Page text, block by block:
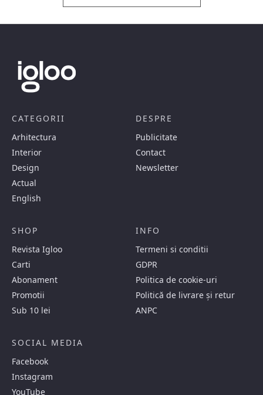
CATEGORII
Arhitectura
Interior
Design
Actual
English
DESPRE
Publicitate
Contact
Newsletter
SHOP
Revista Igloo
Carti
Abonament
Promotii
Sub 10 lei
INFO
Termeni si conditii
GDPR
Politica de cookie-uri
Politică de livrare și retur
ANPC
SOCIAL MEDIA
Facebook
Instagram
YouTube